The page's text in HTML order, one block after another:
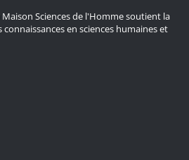
Sciences de l'Homme soutient la
en sciences humaines et